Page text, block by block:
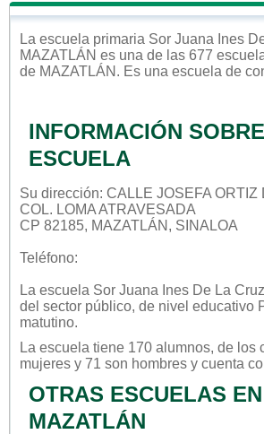
La escuela primaria Sor Juana Ines
MAZATLÁN es una de las 677
de MAZATLÁN . Es una escuela de
INFORMACIÓN
ESCUELA
Su dirección: CALLE JOSEFA ORTIZ
COL. LOMA ATRAVESADA
CP 82185, MAZATLÁN, SINALOA
Teléfono:
La escuela Sor Juana Ines De La Cruz
del sector público, de nivel educativo
matutino.
La escuela tiene 170 alumnos, de los
mujeres y 71 son hombres y cuenta
OTRAS ESCUELAS EN
MAZATLÁN